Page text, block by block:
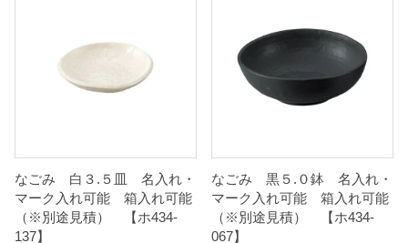
n
なごみ 白３.５皿 名入れ・
マーク入れ可能 箱入れ可能
（※別途見積） 【ホ434-
137】
なごみ 黒５.０鉢 名入れ・
マーク入れ可能 箱入れ可能
（※別途見積） 【ホ434-
067】